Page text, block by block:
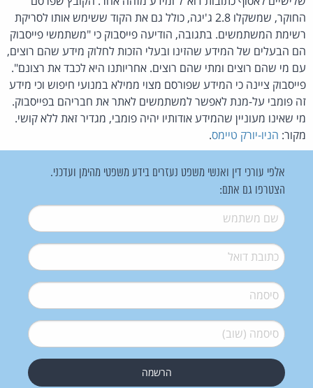
החוקר, שמשקלו 2.8 ג'יגה, כולל גם את הקוד ששימש אותו לסריקת
רשימת המשתמשים. בתגובה, הודיעה פייסבוק כי "משתמשי פייסבוק
הם הבעלים של המידע שהזינו ובעלי הזכות לחלוק מידע שהם רוצים,
עם מי שהם רוצים ומתי שהם רוצים. אחריותנו היא לכבד את רצונם".
פייסבוק ציינה כי המידע שפורסם מצוי ממילא במנועי חיפוש וכי מידע
זה פומבי על-מנת לאפשר למשתמשים לאתר את חבריהם בפייסבוק.
מי שאינו מעוניין שהמידע אודותיו יהיה פומבי, מגדיר זאת ללא קושי.
מקור: הניו-יורק טיימס.
אלפי עורכי דין ואנשי משפט נעזרים בידע משפטי מהימן ועדכני.
הצטרפו גם אתם:
שם משתמש*
דואל*
סיסמה*
סיסמה (שוב)*